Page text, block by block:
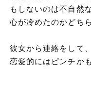
もしないのは不自然
心が冷めたのかどち
彼女から連絡をして
恋愛的にはピンチか